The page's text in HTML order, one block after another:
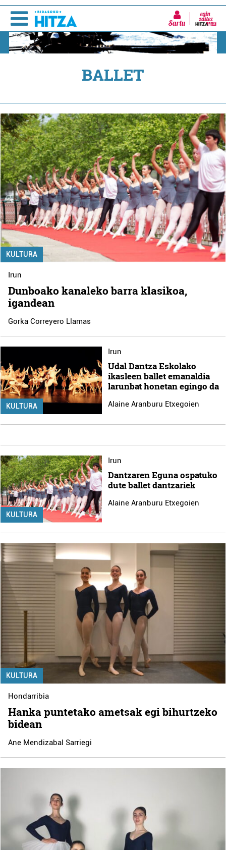
Sartu
BALLET
KULTURA
Irun
Dunboako kanaleko barra klasikoa,
igandean
Gorka Correyero Llamas
KULTURA
Irun
Udal Dantza Eskolako
ikasleen ballet emanaldia
larunbat honetan egingo da
Alaine Aranburu Etxegoien
KULTURA
Irun
Dantzaren Eguna ospatuko
dute ballet dantzariek
Alaine Aranburu Etxegoien
KULTURA
Hondarribia
Hanka puntetako ametsak egi bihurtzeko
bidean
Ane Mendizabal Sarriegi